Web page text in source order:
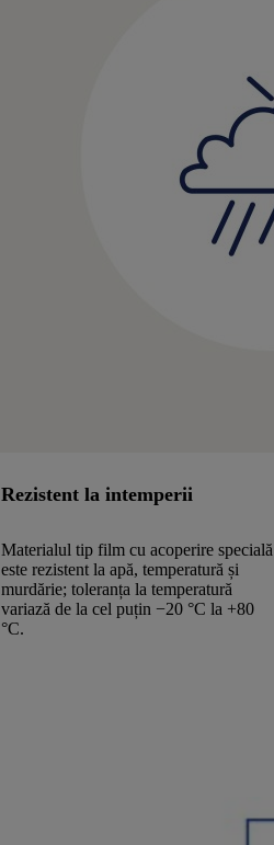
Rezistent la intemperii
Materialul tip film cu acoperire specială
este rezistent la apă, temperatură și
murdărie; toleranța la temperatură
variază de la cel puțin −20 °C la +80
°C.